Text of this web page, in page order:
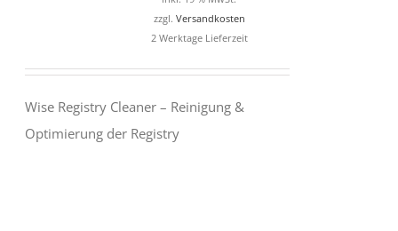
zzgl. Versandkosten
2 Werktage Lieferzeit
Wise Registry Cleaner – Reinigung &
Optimierung der Registry